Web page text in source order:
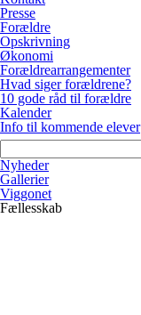
Presse
Forældre
Opskrivning
Økonomi
Forældrearrangementer
Hvad siger forældrene?
10 gode råd til forældre
Kalender
Info til kommende elever
Nyheder
Gallerier
Viggonet
Fællesskab